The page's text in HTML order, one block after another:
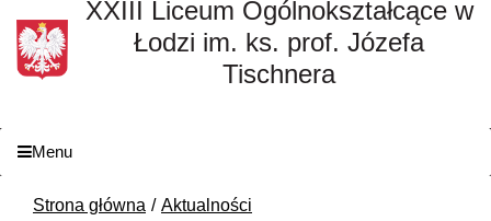
XXIII Liceum Ogólnokształcące w
Łodzi im. ks. prof. Józefa
Tischnera
Menu
Strona główna
Aktualności